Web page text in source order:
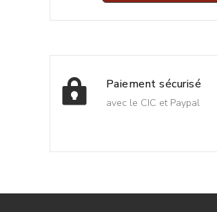
Paiement sécurisé
avec le CIC et Paypal